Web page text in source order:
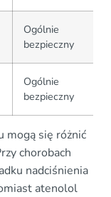
Ogólnie
bezpieczny
Ogólnie
bezpieczny
mogą się różnić
chorobach
nadciśnienia
atenolol